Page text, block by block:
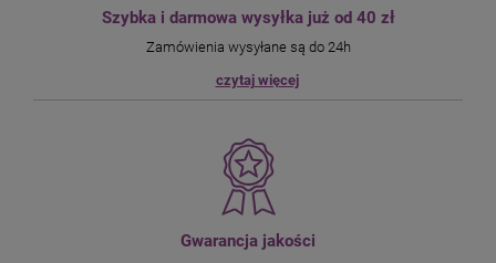
Szybka i darmowa wysyłka już od 40 zł
Zamówienia wysyłane są do 24h
czytaj więcej
Gwarancja jakości